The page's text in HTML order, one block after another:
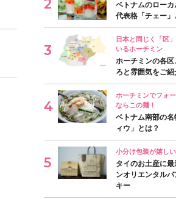
ベトナムのロー
代表格「チェー」
日本と同じく「区
いるホーチミン
ホーチミンの各
ろと雰囲気をご紹
ホーチミンでフォ
ならこの麺！
ベトナム南部の
ィウ」とは？
小分け包装が嬉しい
タイのお土産に最
ンオリエンタル
キー